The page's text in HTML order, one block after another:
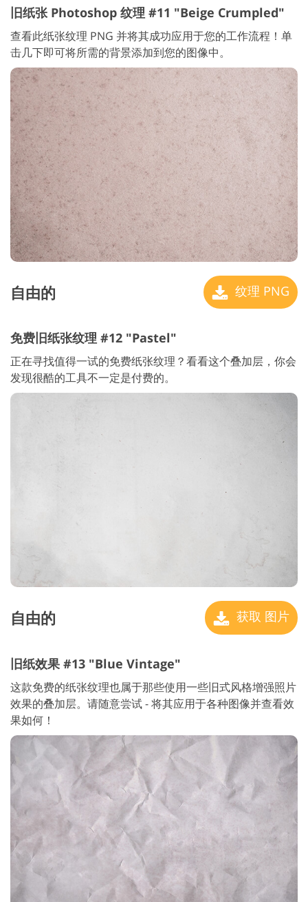
旧纸张 Photoshop 纹理 #11 "Beige Crumpled"
查看此纸张纹理 PNG 并将其成功应用于您的工作流程！单
击几下即可将所需的背景添加到您的图像中。
自由的 纹理 PNG
免费旧纸张纹理 #12 "Pastel"
正在寻找值得一试的免费纸张纹理？看看这个叠加层，你会
发现很酷的工具不一定是付费的。
自由的 获取 图片
旧纸效果 #13 "Blue Vintage"
这款免费的纸张纹理也属于那些使用一些旧式风格增强照片
效果的叠加层。请随意尝试 - 将其应用于各种图像并查看效
果如何！